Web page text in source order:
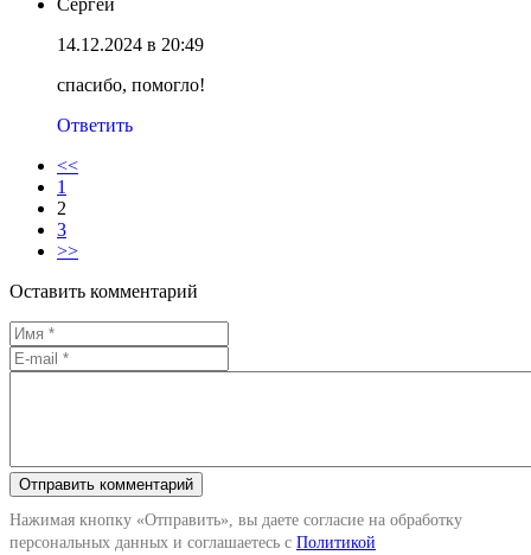
Сергей
14.12.2024 в 20:49
спасибо, помогло!
Ответить
<<
1
2
3
>>
Оставить комментарий
Нажимая кнопку «Отправить», вы даете согласие на обработку
персональных данных и соглашаетесь с Политикой